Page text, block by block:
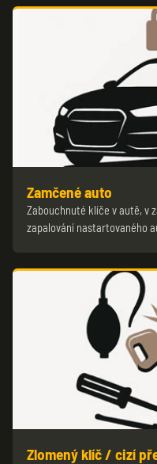
Zamčené auto
Zabouchnuté klíče v autě, v
zapalování nastartovaného
Zlomený klíč / cizí